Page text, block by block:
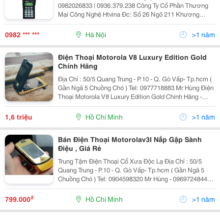
0982026833 | 0936.379.238 Công Ty Cổ Phần Thương
Mại Công Nghệ Htvina Đc: Số 26 Ngõ 211 Khương
Trung &Ndash; Thanh Xuân &Ndash; Hà Nội Yahoo
:Nguyenthanh6685 Website: Http://Sieuthiht.com
0982 *** *** Hà Nội >1 năm
Điện Thoại Motorola V8 Luxury Edition Gold
Chính Hãng
Địa Chỉ : 50/5 Quang Trung - P.10 - Q. Gò Vấp- Tp.hcm (
Gần Ngã 5 Chuồng Chó ) Tel: 0977718883 Mr Hùng Điện
Thoại Motorola V8 Luxury Edition Gold Chính Hãng -
Thiết Kế Thời Trang Cao Cấp, Vỏ Được Làm Bằng Chất
Liệu Kính Chịu L
1,6 triệu Hồ Chí Minh >1 năm
Bán Điện Thoại Motorolav3I Nắp Gập Sành
Điệu , Giá Rẻ
Trung Tậm Điện Thoại Cổ Xưa Độc Lạ Địa Chỉ : 50/5
Quang Trung - P.10 - Q. Gò Vấp- Tp.hcm ( Gần Ngã 5
Chuồng Chó ) Tel: 0904598320 Mr Hùng - 0969724844
Ms Tuyến Điện Thoại Motorola V3I Nắp Gập Siêu Mỏng
Huyền Thoại Là Biểu Tượng Đ
799.000₫ Hồ Chí Minh >1 năm